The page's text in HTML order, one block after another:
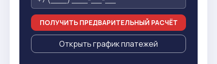
ПОЛУЧИТЬ ПРЕДВАРИТЕЛЬНЫЙ РАСЧЁТ
Открыть график платежей